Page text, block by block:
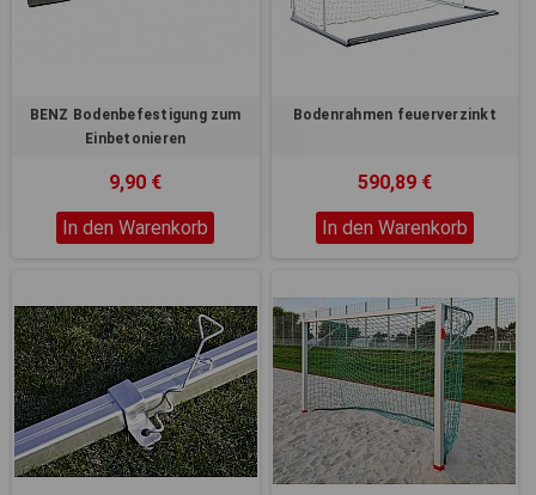
ähnlichen Technologien zu
den vorgenannten Zwecken
treffen und erteilte
Nähere Informationen,
insbesondere zu
Einstellungs- und
Datenschutzerklärung.
Sie können durch die
Navigation auf die
Registerkarten auf der linken
Seite alle Ihre Cookie-
Einstellungen anzupassen.
BENZ Bodenbefestigung zum
Einbetonieren
9,90 €
In den Warenkorb
Bodenrahmen feuerverzinkt
590,89 €
In den Warenkorb